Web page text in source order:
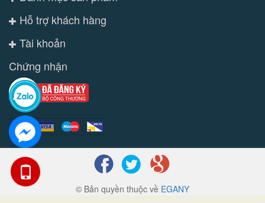
Hỗ trợ khách hàng
Tài khoản
Chứng nhận
© Bản quyền thuộc về EGANY